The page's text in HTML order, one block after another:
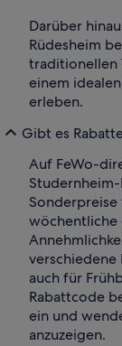
Darüber
Rüdesheim
traditionellen
einem
erleben.
Gibt es
Auf FeWo-
Sonderpreise
wöchentliche
verschiedene
auch für
Rabattcode
ein und
anzuzeigen.